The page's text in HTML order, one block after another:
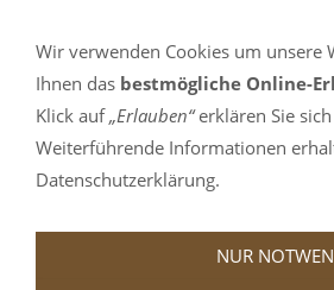
NAVIGATION EINBLENDEN
Wir verwenden Cookies um unsere
Ihnen das bestmögliche Online-
Klick auf„Erlauben“erklären Sie
Weiterführende Informationen
Datenschutzerklärung.
NUR